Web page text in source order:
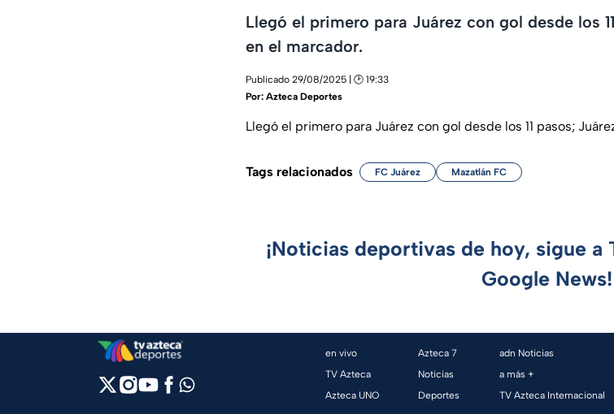
Llegó el primero para Juárez con gol desde los
en el marcador.
Publicado 29/08/2025 | 🕑 19:33
Por: Azteca Deportes
Llegó el primero para Juárez con gol desde los 11 pasos;
Tags relacionados FC Juárez Mazatlán FC
¡Noticias deportivas de hoy, sigue a
Google News!
en vivo
TV Azteca
Azteca UNO
Azteca 7
Noticias
Deportes
adn Noticias
a más +
TV Azteca Internacional